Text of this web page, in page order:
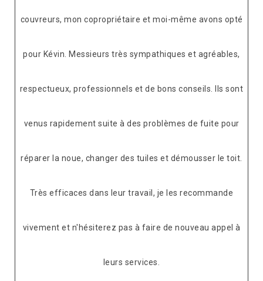
couvreurs, mon copropriétaire et moi-même avons opté
pour Kévin. Messieurs très sympathiques et agréables,
respectueux, professionnels et de bons conseils. Ils sont
venus rapidement suite à des problèmes de fuite pour
réparer la noue, changer des tuiles et démousser le toit.
Très efficaces dans leur travail, je les recommande
vivement et n'hésiterez pas à faire de nouveau appel à
leurs services.